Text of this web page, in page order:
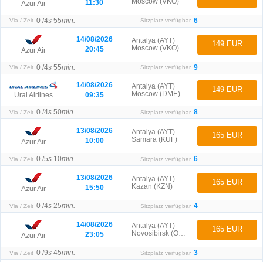
Azur Air 11:30
Via / Zeit 0 /4s 55min. Sitzplatz verfügbar 6
Azur Air
14/08/2026
20:45
Antalya (AYT)
Moscow (VKO)
Via / Zeit 0 /4s 55min. Sitzplatz verfügbar 9
149 EUR
Ural Airlines
14/08/2026
09:35
Antalya (AYT)
Moscow (DME)
Via / Zeit 0 /4s 50min. Sitzplatz verfügbar 8
149 EUR
Azur Air
13/08/2026
10:00
Antalya (AYT)
Samara (KUF)
Via / Zeit 0 /5s 10min. Sitzplatz verfügbar 6
165 EUR
Azur Air
13/08/2026
15:50
Antalya (AYT)
Kazan (KZN)
Via / Zeit 0 /4s 25min. Sitzplatz verfügbar 4
165 EUR
Azur Air
14/08/2026
23:05
Antalya (AYT)
Novosibirsk (OVB)
Via / Zeit 0 /9s 45min. Sitzplatz verfügbar 3
165 EUR